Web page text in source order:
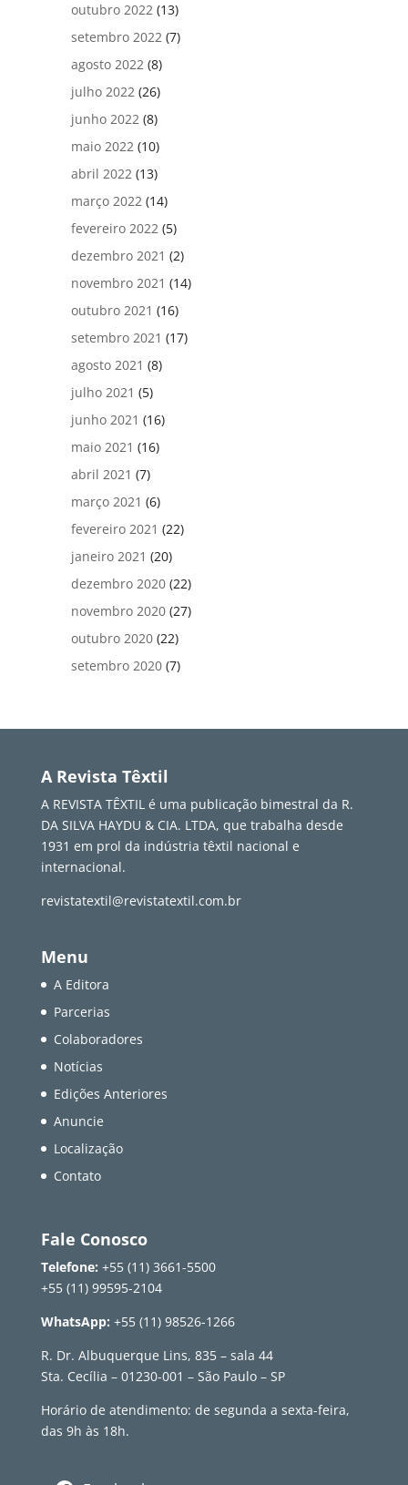
outubro 2022 (13)
setembro 2022 (7)
agosto 2022 (8)
julho 2022 (26)
junho 2022 (8)
maio 2022 (10)
abril 2022 (13)
março 2022 (14)
fevereiro 2022 (5)
dezembro 2021 (2)
novembro 2021 (14)
outubro 2021 (16)
setembro 2021 (17)
agosto 2021 (8)
julho 2021 (5)
junho 2021 (16)
maio 2021 (16)
abril 2021 (7)
março 2021 (6)
fevereiro 2021 (22)
janeiro 2021 (20)
dezembro 2020 (22)
novembro 2020 (27)
outubro 2020 (22)
setembro 2020 (7)
A Revista Têxtil
A REVISTA TÊXTIL é uma publicação bimestral da R.
DA SILVA HAYDU & CIA. LTDA, que trabalha desde
1931 em prol da indústria têxtil nacional e
internacional.
revistatextil@revistatextil.com.br
Menu
A Editora
Parcerias
Colaboradores
Notícias
Edições Anteriores
Anuncie
Localização
Contato
Fale Conosco
Telefone: +55 (11) 3661-5500
+55 (11) 99595-2104
WhatsApp: +55 (11) 98526-1266
R. Dr. Albuquerque Lins, 835 – sala 44
Sta. Cecília – 01230-001 – São Paulo – SP
Horário de atendimento: de segunda a sexta-feira,
das 9h às 18h.